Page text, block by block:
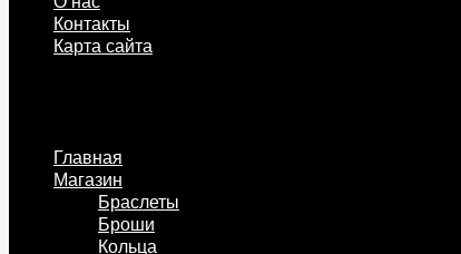
Контакты
Карта сайта
Главная
Магазин
Браслеты
Броши
Кольца